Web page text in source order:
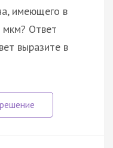
имеющего в
мкм? Ответ
выразите в